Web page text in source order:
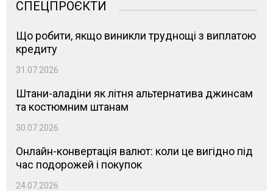
СПЕЦПРОЄКТИ
Що робити, якщо виникли труднощі з виплатою
кредиту
31.07.2026
Штани-аладіни як літня альтернатива джинсам
та костюмним штанам
30.07.2026
Онлайн-конвертація валют: коли це вигідно під
час подорожей і покупок
24.07.2026